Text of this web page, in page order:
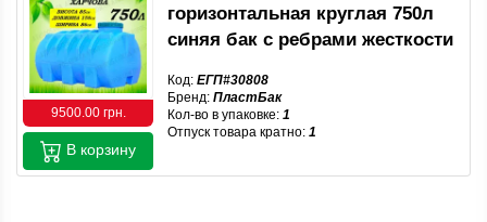
9500.00 грн.
горизонтальная круглая 750л
синяя бак с ребрами жесткости
Код: ЕГП#30808
Бренд: ПластБак
Кол-во в упаковке: 1
Отпуск товара кратно: 1
В корзину